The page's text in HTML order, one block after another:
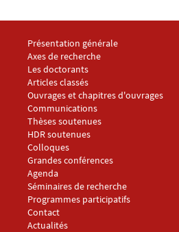
Menu footer LARGEPA 1
Présentation générale
Axes de recherche
Les doctorants
Menu footer LARGEPA 2
Articles classés
Ouvrages et chapitres d'ouvrages
Communications
Thèses soutenues
HDR soutenues
Menu footer LARGEPA 3
Colloques
Grandes conférences
Agenda
Séminaires de recherche
Programmes participatifs
Menu footer LARGEPA 4
Contact
Actualités